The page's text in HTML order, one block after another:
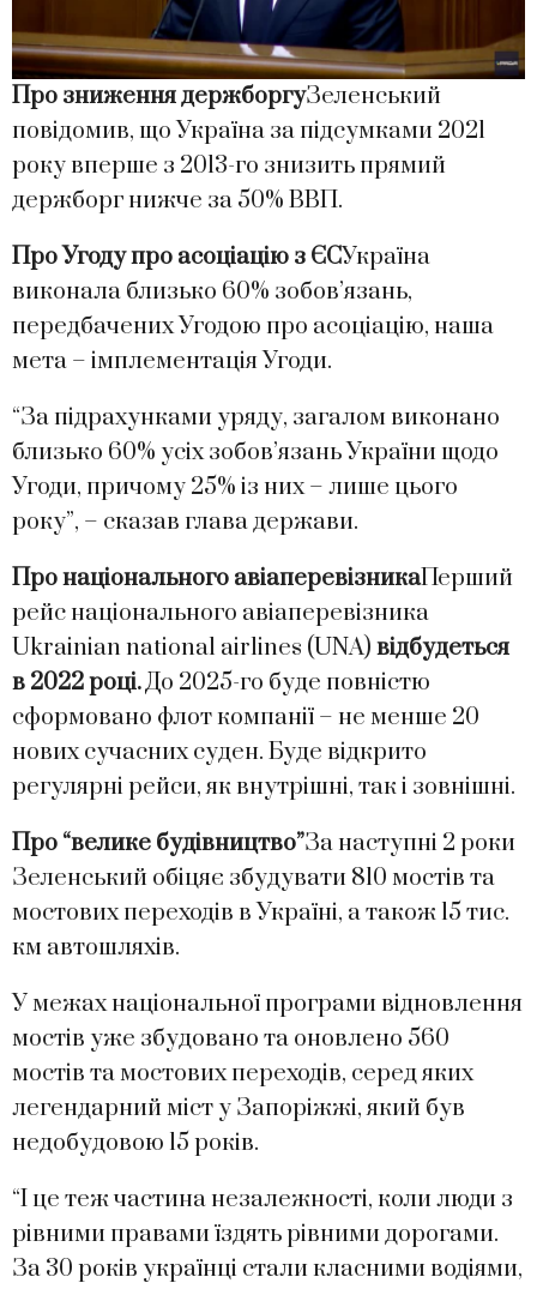
Про зниження держборгуЗеленський
повідомив, що Україна за підсумками 2021
року вперше з 2013-го знизить прямий
держборг нижче за 50% ВВП.
Про Угоду про асоціацію з ЄСУкраїна
виконала близько 60% зобов’язань,
передбачених Угодою про асоціацію, наша
мета – імплементація Угоди.
“За підрахунками уряду, загалом виконано
близько 60% усіх зобов’язань України щодо
Угоди, причому 25% із них – лише цього
року”, – сказав глава держави.
Про національного авіаперевізникаПерший
рейс національного авіаперевізника
Ukrainian national airlines (UNA) відбудеться
в 2022 році.До 2025-го буде повністю
сформовано флот компанії – не менше 20
нових сучасних суден. Буде відкрито
регулярні рейси, як внутрішні, так і зовнішні.
Про “велике будівництво”За наступні 2 роки
Зеленський обіцяє збудувати 810 мостів та
мостових переходів в Україні, а також 15 тис.
км автошляхів.
У межах національної програми відновлення
мостів уже збудовано та оновлено 560
мостів та мостових переходів, серед яких
легендарний міст у Запоріжжі, який був
недобудовою 15 років.
“І це теж частина незалежності, коли люди з
рівними правами їздять рівними дорогами.
За 30 років українці стали класними водіями,